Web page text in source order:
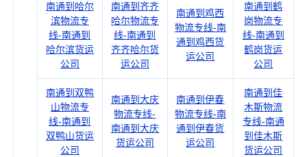
南通到哈尔
滨物流专
线-南通到
哈尔滨货运
公司
南通到齐齐
哈尔物流专
线-南通到
齐齐哈尔货
运公司
南通到鸡西
物流专线-南
通到鸡西货
运公司
南通到鹤
岗物流专
线-南通到
鹤岗货运
公司
南通到双鸭
山物流专
线-南通到
双鸭山货运
公司
南通到大庆
物流专线-
南通到大庆
货运公司
南通到伊春
物流专线-南
通到伊春货
运公司
南通到佳
木斯物流
专线-南通
到佳木斯
货运公司